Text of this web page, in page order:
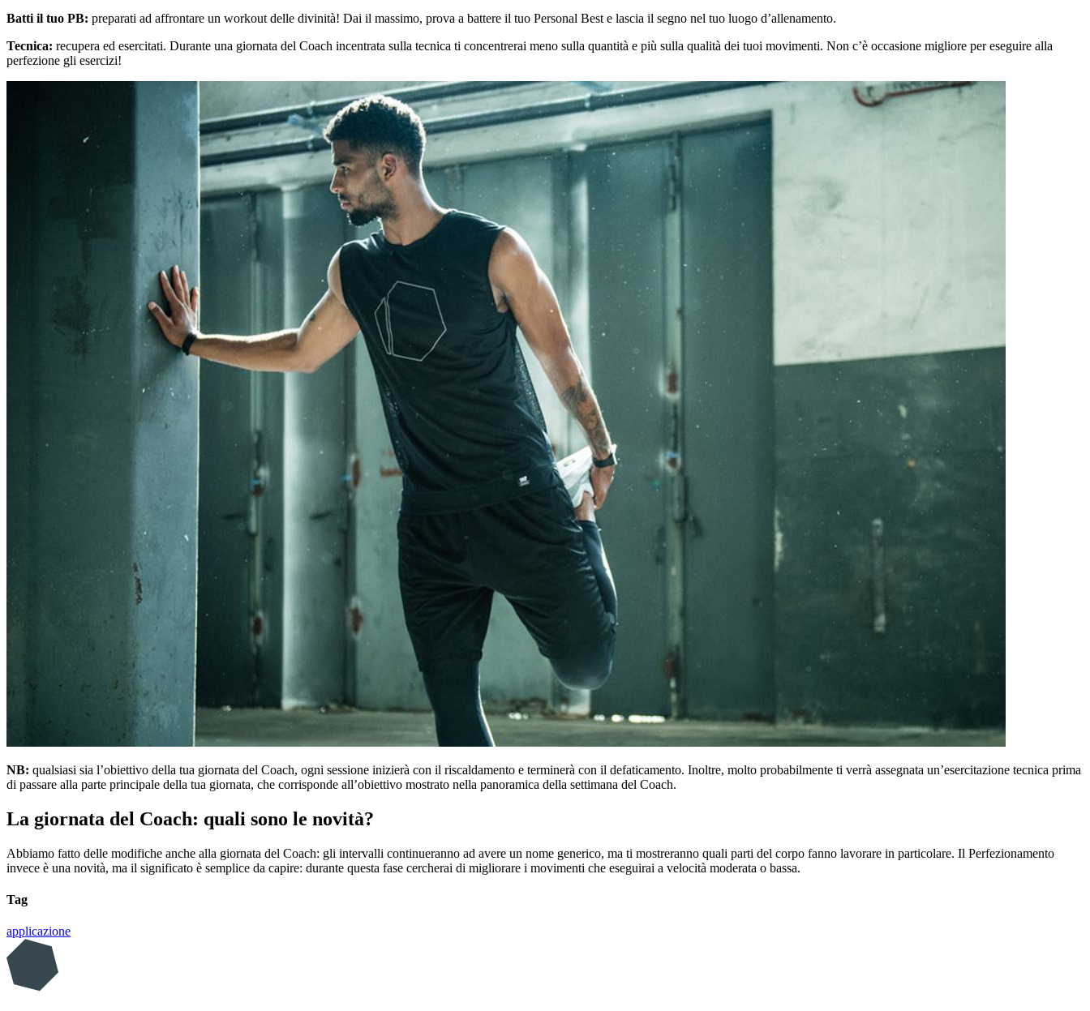
Batti il tuo PB: preparati ad affrontare un workout delle divinità! Dai il massimo, prova a battere il tuo Personal Best e lascia il segno nel tuo luogo d’allenamento.
Tecnica: recupera ed esercitati. Durante una giornata del Coach incentrata sulla tecnica ti concentrerai meno sulla quantità e più sulla qualità dei tuoi movimenti. Non c’è occasione migliore per eseguire alla
perfezione gli esercizi!
NB: qualsiasi sia l’obiettivo della tua giornata del Coach, ogni sessione inizierà con il riscaldamento e terminerà con il defaticamento. Inoltre, molto probabilmente ti verrà assegnata un’esercitazione tecnica prima
di passare alla parte principale della tua giornata, che corrisponde all’obiettivo mostrato nella panoramica della settimana del Coach.
La giornata del Coach: quali sono le novità?
Abbiamo fatto delle modifiche anche alla giornata del Coach: gli intervalli continueranno ad avere un nome generico, ma ti mostreranno quali parti del corpo fanno lavorare in particolare. Il Perfezionamento
invece è una novità, ma il significato è semplice da capire: durante questa fase cercherai di migliorare i movimenti che eseguirai a velocità moderata o bassa.
Tag
applicazione